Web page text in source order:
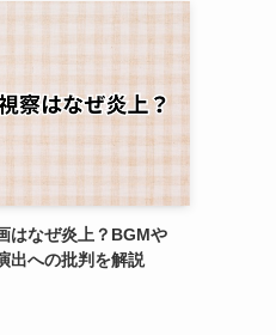
はなぜ炎上？BGMや
出への批判を解説